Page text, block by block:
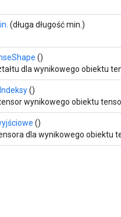
(długa długość min.)
()
dla wynikowego obiektu
()
wynikowego obiektu
()
dla wynikowego obiektu